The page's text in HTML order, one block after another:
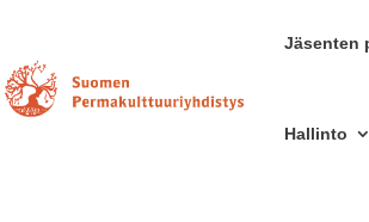
Jäsenten
Hallinto